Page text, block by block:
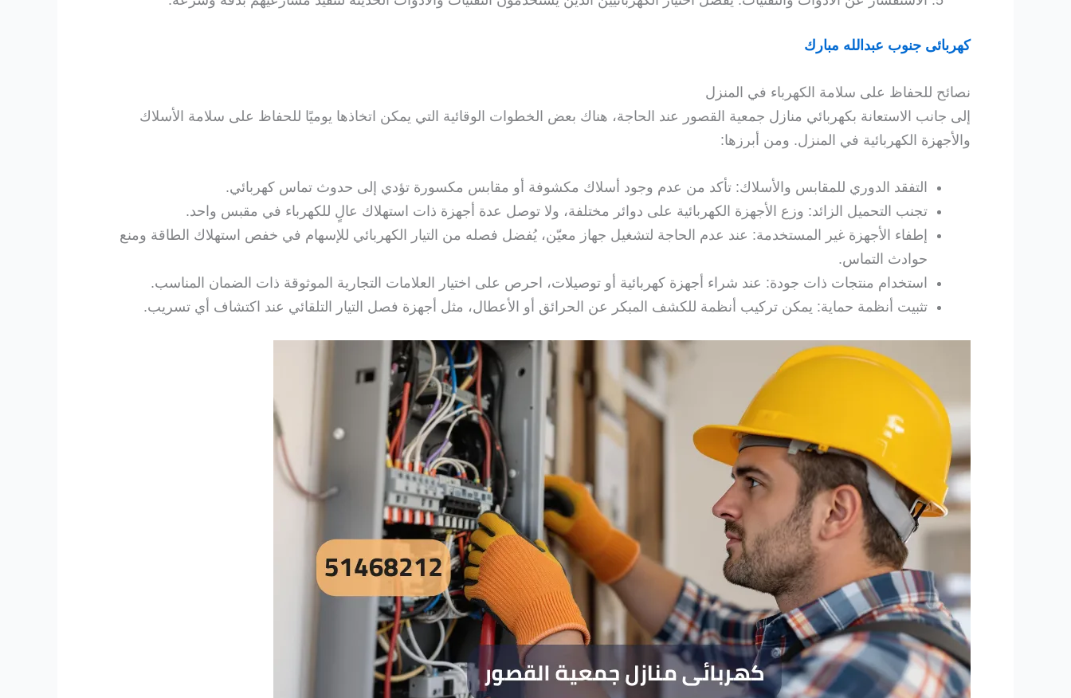
كهربائى جنوب عبدالله مبارك
نصائح للحفاظ على سلامة الكهرباء في المنزل
إلى جانب الاستعانة بكهربائي منازل جمعية القصور عند الحاجة، هناك بعض الخطوات الوقائية التي يمكن اتخاذها يوميًا للحفاظ على سلامة الأسلاك
والأجهزة الكهربائية في المنزل. ومن أبرزها:
التفقد الدوري للمقابس والأسلاك: تأكد من عدم وجود أسلاك مكشوفة أو مقابس مكسورة تؤدي إلى حدوث تماس كهربائي.
تجنب التحميل الزائد: وزع الأجهزة الكهربائية على دوائر مختلفة، ولا توصل عدة أجهزة ذات استهلاك عالٍ للكهرباء في مقبس واحد.
إطفاء الأجهزة غير المستخدمة: عند عدم الحاجة لتشغيل جهاز معيّن، يُفضل فصله من التيار الكهربائي للإسهام في خفص استهلاك الطاقة ومنع
حوادث التماس.
استخدام منتجات ذات جودة: عند شراء أجهزة كهربائية أو توصيلات، احرص على اختيار العلامات التجارية الموثوقة ذات الضمان المناسب.
تثبيت أنظمة حماية: يمكن تركيب أنظمة للكشف المبكر عن الحرائق أو الأعطال، مثل أجهزة فصل التيار التلقائي عند اكتشاف أي تسريب.